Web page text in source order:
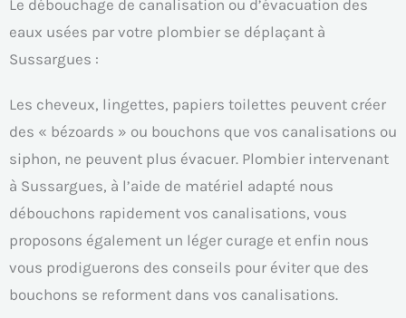
Le débouchage de canalisation ou d’évacuation des
eaux usées par votre plombier se déplaçant à
Sussargues :
Les cheveux, lingettes, papiers toilettes peuvent créer
des « bézoards » ou bouchons que vos canalisations ou
siphon, ne peuvent plus évacuer. Plombier intervenant
à Sussargues, à l’aide de matériel adapté nous
débouchons rapidement vos canalisations, vous
proposons également un léger curage et enfin nous
vous prodiguerons des conseils pour éviter que des
bouchons se reforment dans vos canalisations.